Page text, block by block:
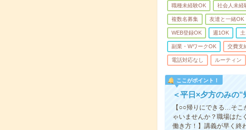
職種未経験OK 社会人未経
複数名募集 友達と一緒OK
WEB登録OK 週1OK
副業・WワークOK 交費支
電話対応なし ルーティン
ここがポイント！
＜平日×夕方のみの
【○○帰りにできる…そ
ゃいませんか？職場はた
働き方！】講義が早く終